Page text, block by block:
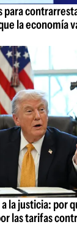
para
la economía
la justicia: por
las tarifas